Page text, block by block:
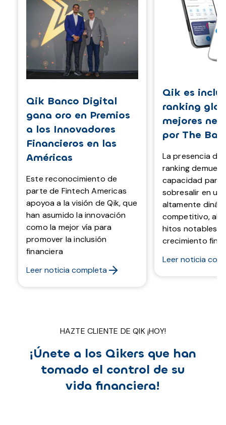
Qik Banco Digital
gana oro en Premios
a los Innovadores
Financieros en las
Américas
Este reconocimiento de
parte de Fintech Americas
apoyoa a la visión de Qik, que
han asumido la innovación
como la mejor vía para
promover la inclusión
financiera
Leer noticia completa
Qik es
ranking
mejores
por The
La presencia de
ranking
capacidad para
sobresalir en
altamente
competitivo,
hitos notables
crecimiento
Leer noticia
HAZTE CLIENTE DE QIK ¡HOY!
¡Únete a los Qikers que han
tomado el control de su
vida financiera!